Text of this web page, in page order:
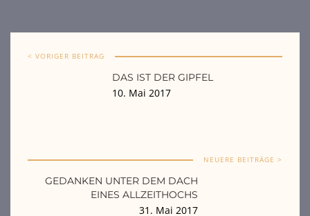
< VORIGER BEITRAG
DAS IST DER GIPFEL
10. Mai 2017
NEUERE BEITRÄGE >
GEDANKEN UNTER DEM DACH
EINES ALLZEITHOCHS
31. Mai 2017